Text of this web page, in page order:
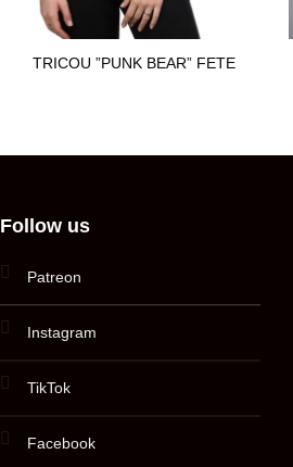
TRICOU ”PUNK BEAR” FETE
Follow us
Patreon
Instagram
TikTok
Facebook